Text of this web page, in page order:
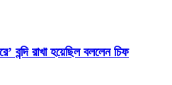
বন্দি রাখা হয়েছিল বললেন চিফ